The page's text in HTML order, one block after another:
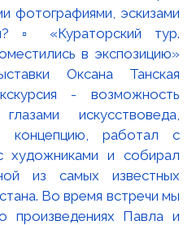
фотографиями, эскизами
▫️ «Кураторский тур.
в экспозицию»
Оксана Танская
- возможность
искусствоведа,
концепцию, работал с
художниками и собирал
из самых известных
Во время встречи мы
произведениях Павла и